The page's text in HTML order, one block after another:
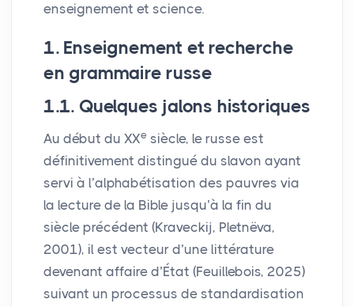
enseignement et science.
1. Enseignement et recherche
en grammaire russe
1.1. Quelques jalons historiques
Au début du XXe siècle, le russe est
définitivement distingué du slavon ayant
servi à l’alphabétisation des pauvres via
la lecture de la Bible jusqu’à la fin du
siècle précédent (Kraveckij, Pletnëva,
2001), il est vecteur d’une littérature
devenant affaire d’État (Feuillebois, 2025)
suivant un processus de standardisation